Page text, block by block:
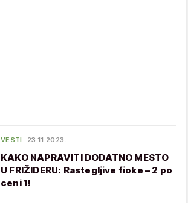
VESTI 23.11.2023.
KAKO NAPRAVITI DODATNO MESTO
U FRIŽIDERU: Rastegljive fioke – 2 po
ceni 1!